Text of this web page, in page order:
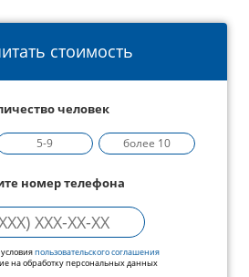
стоимость
человек
5-9 более 10
номер телефона
пользовательского соглашения
на обработку персональных данных